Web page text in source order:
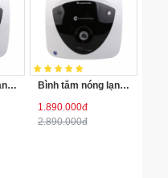
Bình tắm nóng lạnh Ariston AN-LUX 6BE 1.5 FE 6 Lít (Lắp treo trên )
Bình tắm nóng lạnh Ariston AN-LUX 6UE 1.5 FE 6 Lít ( Lắp treo dưới)
1.890.000đ
2.890.000đ